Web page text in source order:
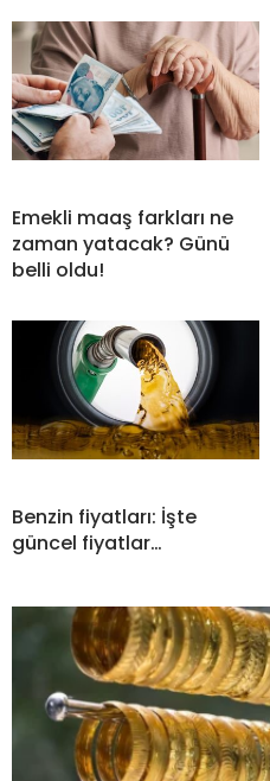
Emekli maaş farkları ne
zaman yatacak? Günü
belli oldu!
Benzin fiyatları: İşte
güncel fiyatlar…